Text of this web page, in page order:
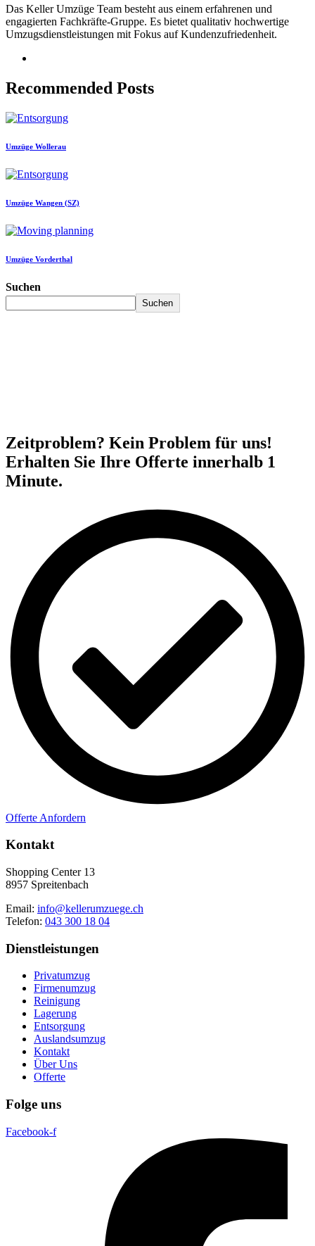
Das Keller Umzüge Team besteht aus einem erfahrenen und
engagierten Fachkräfte-Gruppe. Es bietet qualitativ hochwertige
Umzugsdienstleistungen mit Fokus auf Kundenzufriedenheit.
Recommended Posts
Umzüge Wollerau
Umzüge Wangen (SZ)
Umzüge Vorderthal
Suchen
Suchen
Zeitproblem? Kein Problem für uns!
Erhalten Sie Ihre Offerte innerhalb 1
Minute.
Offerte Anfordern
Kontakt
Shopping Center 13
8957 Spreitenbach
Email: info@kellerumzuege.ch
Telefon: 043 300 18 04
Dienstleistungen
Privatumzug
Firmenumzug
Reinigung
Lagerung
Entsorgung
Auslandsumzug
Kontakt
Über Uns
Offerte
Folge uns
Facebook-f